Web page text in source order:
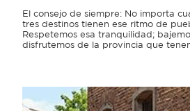
El consejo de siempre: No importa
tres destinos tienen ese ritmo de
Respetemos esa tranquilidad;
disfrutemos de la provincia que